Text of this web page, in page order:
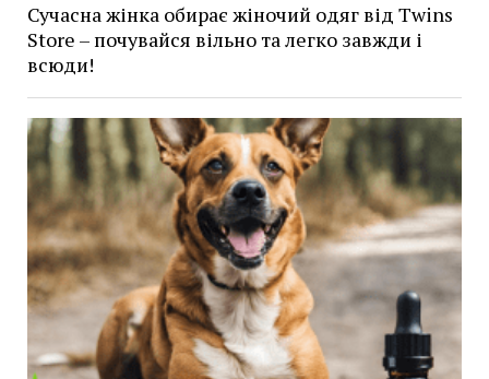
Сучасна жінка обирає жіночий одяг від Twins
Store – почувайся вільно та легко завжди і
всюди!